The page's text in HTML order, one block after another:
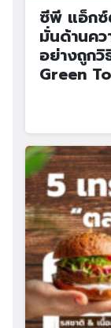
ซีพี แอ็กซ์
มั่นด้านค
อย่างถูก
Green